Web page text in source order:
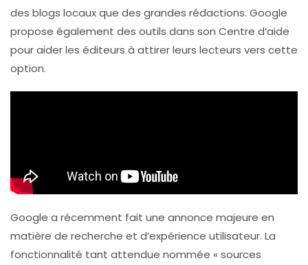
des blogs locauxque des grandes rédactions. Google
propose également des outils dans son Centre d’aide
pour aider les éditeurs à attirer leurs lecteurs vers cette
option.
Google a récemment fait une annonce majeure en
matière de recherche et d’expérience utilisateur. La
fonctionnalité tant attendue nommée « sources